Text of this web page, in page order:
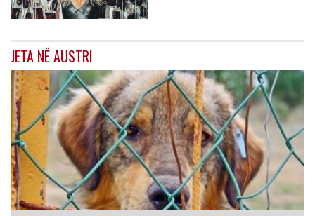
JETA NË AUSTRI